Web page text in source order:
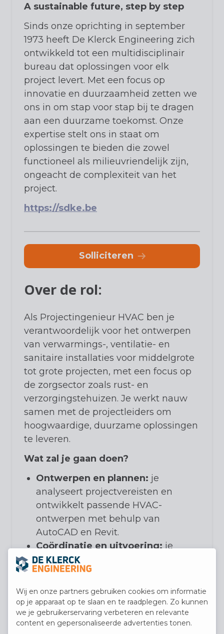
A sustainable future, step by step
Sinds onze oprichting in september
1973 heeft De Klerck Engineering zich
ontwikkeld tot een multidisciplinair
bureau dat oplossingen voor elk
project levert. Met een focus op
innovatie en duurzaamheid zetten we
ons in om stap voor stap bij te dragen
aan een duurzame toekomst. Onze
expertise stelt ons in staat om
oplossingen te bieden die zowel
functioneel als milieuvriendelijk zijn,
ongeacht de complexiteit van het
project.
https://sdke.be
solliciteren
Over de rol:
Als Projectingenieur HVAC ben je
verantwoordelijk voor het ontwerpen
van verwarmings-, ventilatie- en
sanitaire installaties voor middelgrote
tot grote projecten, met een focus op
de zorgsector zoals rust- en
verzorgingstehuizen. Je werkt nauw
samen met de projectleiders om
hoogwaardige, duurzame oplossingen
te leveren.
Wat zal je gaan doen?
Ontwerpen en plannen: je
analyseert projectvereisten en
ontwikkelt passende HVAC-
ontwerpen met behulp van
AutoCAD en Revit.
Coördinatie en uitvoering:je
begeleidt projecten van concept tot
oplevering, bewaakt de voortgang
en rapporteert aan stakeholders.
Kwaliteitsbeheer:je zorgt ervoor
dat alle ontwerpen voldoen aan de
relevante wet- en regelgeving.
Wij en onze partners gebruiken cookies om informatie
op je apparaat op te slaan en te raadplegen. Zo kunnen
we je gebruikerservaring verbeteren en relevante
content en gepersonaliseerde advertenties tonen.